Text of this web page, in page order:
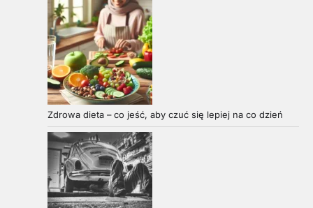
Zdrowa dieta – co jeść, aby czuć się lepiej na co dzień